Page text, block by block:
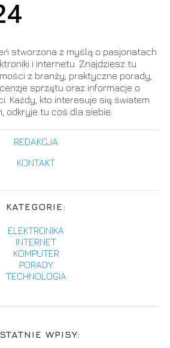
stworzona z myślą o pasjonatach
i internetu. Znajdziesz tu
z branży, praktyczne porady,
sprzętu oraz informacje o
Każdy, kto interesuje się światem
odkryje tu coś dla siebie.
REDAKCJA
KONTAKT
KATEGORIE:
ELEKTRONIKA
INTERNET
KOMPUTER
PORADY
TECHNOLOGIA
WPISY: